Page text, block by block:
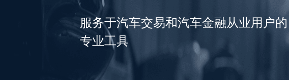
服务于汽车交易和汽车金融从业用户的
专业工具